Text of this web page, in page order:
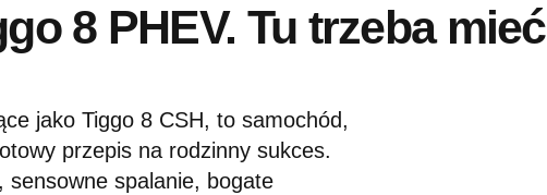
8 PHEV. Tu trzeba mieć
jako Tiggo 8 CSH, to samochód,
przepis na rodzinny sukces.
sensowne spalanie, bogate